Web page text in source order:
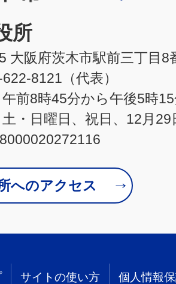
所
大阪府茨木市駅前三丁目8
8121（代表）
前8時45分から午後5時
土・日曜日、祝日、12月
へのアクセス
サイトの使い方 個人情報